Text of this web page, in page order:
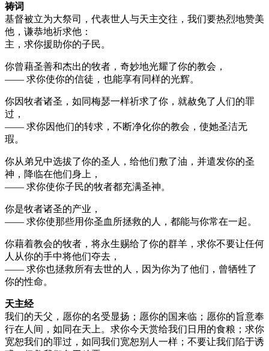
祷词
基督被立为大祭司，代表世人与天主交往，我们要热烈地赞美
他，谦恭地祈求他：
主，求你援助你的子民。
你曾藉圣善和杰出的牧者，奇妙地光耀了你的教会，
—— 求你使你的信徒，也能享有同样的光辉。
你因牧者诸圣，如同梅瑟一样祈求了你，就赦免了人们的罪
过，
—— 求你因他们的转求，不断净化你的教会，使她圣洁无
瑕。
你从弟兄中选拔了你的圣人，给他们敷了油，并遣发你的圣
神，降临在他们身上，
—— 求你使你子民的牧者都充满圣神。
你是牧者诸圣的产业，
—— 求你使那些用你圣血所拯救的人，都能与你常在一起。
你藉着教会的牧者，将永生赐给了你的群羊，求你不要让任何
人从你的手中将他们夺去，
—— 求你也拯救所有去世的人，因为你为了他们，曾牺牲了
你的性命。
天主经
我们的天父，愿你的名受显扬；愿你的国来临；愿你的旨意奉
行在人间，如同在天上。求你今天赏给我们日用的食粮；求你
宽恕我们的罪过，如同我们宽恕别人一样；不要让我们陷于诱